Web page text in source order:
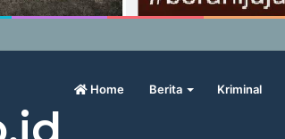
Pengamat, Menilai Harga Beras Terlalu Mahal
Home Berita Kriminal